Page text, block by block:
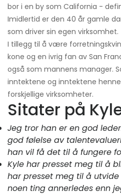
bor i en by som California -
Imidlertid er den 40 år gamle
som driver sin egen virksomhet.
I tillegg til å være
kone og en ivrig fan av San
også som mannens manager.
inntektene og inntektene
forskjellige virksomheter.
Sitater på
Jeg tror han er en god
god følelse av
han vil få det til å fungere
Kyle har presset meg til å
har presset meg til å
noen ting annerledes enn